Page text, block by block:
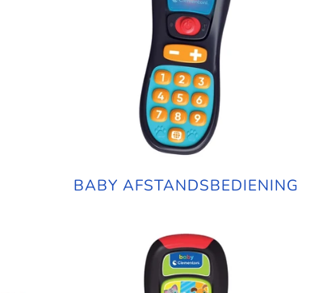
BABY AFSTANDSBEDIENING